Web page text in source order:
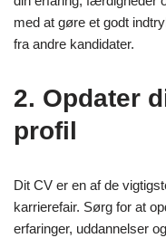
med at gøre et godt
fra andre kandidater.
2. Opdater
profil
Dit CV er en af de
karrierefair. Sørg for at
erfaringer, uddannelser